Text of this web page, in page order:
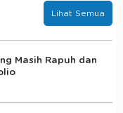
Lihat Semua
Masih Rapuh dan